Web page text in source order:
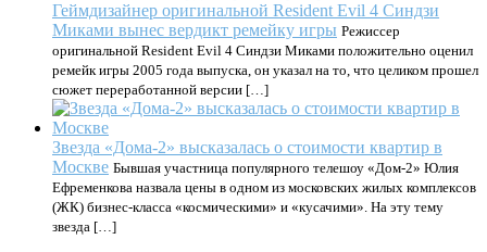
Геймдизайнер оригинальной Resident Evil 4 Синдзи
Миками вынес вердикт ремейку игры Режиссер
оригинальной Resident Evil 4 Синдзи Миками положительно оценил
ремейк игры 2005 года выпуска, он указал на то, что целиком прошел
сюжет переработанной версии […]
Звезда «Дома-2» высказалась о стоимости квартир в
Москве Бывшая участница популярного телешоу «Дом-2» Юлия
Ефременкова назвала цены в одном из московских жилых комплексов
(ЖК) бизнес-класса «космическими» и «кусачими». На эту тему
звезда […]